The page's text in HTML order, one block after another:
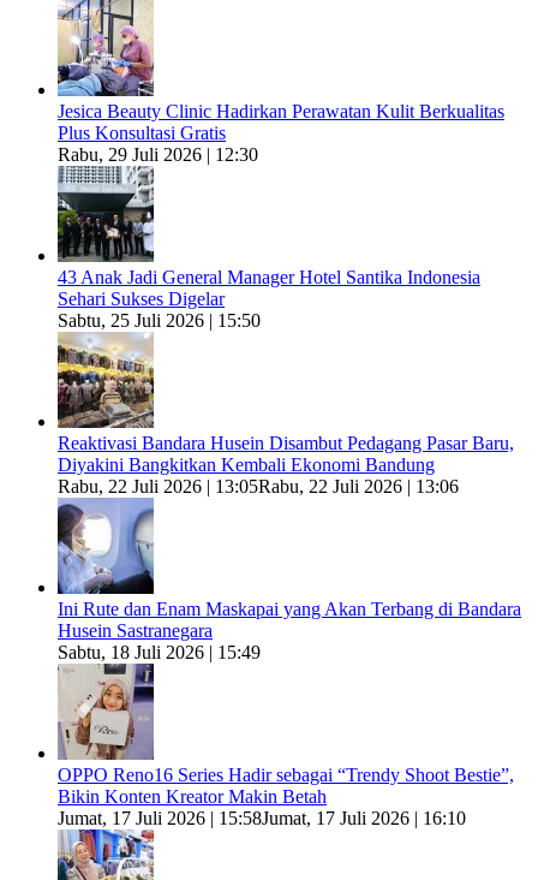
Jesica Beauty Clinic Hadirkan Perawatan Kulit Berkualitas
Plus Konsultasi Gratis
Rabu, 29 Juli 2026 | 12:30
43 Anak Jadi General Manager Hotel Santika Indonesia
Sehari Sukses Digelar
Sabtu, 25 Juli 2026 | 15:50
Reaktivasi Bandara Husein Disambut Pedagang Pasar Baru,
Diyakini Bangkitkan Kembali Ekonomi Bandung
Rabu, 22 Juli 2026 | 13:05Rabu, 22 Juli 2026 | 13:06
Ini Rute dan Enam Maskapai yang Akan Terbang di Bandara
Husein Sastranegara
Sabtu, 18 Juli 2026 | 15:49
OPPO Reno16 Series Hadir sebagai “Trendy Shoot Bestie”,
Bikin Konten Kreator Makin Betah
Jumat, 17 Juli 2026 | 15:58Jumat, 17 Juli 2026 | 16:10